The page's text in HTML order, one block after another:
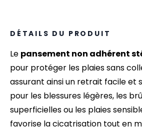
DÉTAILS DU PRODUIT
Le pansement non adhérent
pour protéger les plaies sans
assurant ainsi un retrait facile et
pour les blessures légères, les
superficielles ou les plaies
favorise la cicatrisation tout en